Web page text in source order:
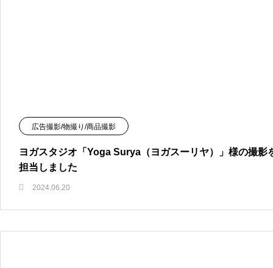
広告撮影/物撮り/商品撮影
ヨガスタジオ「Yoga Surya（ヨガスーリヤ）」様の撮影
担当しました
2024.06.20